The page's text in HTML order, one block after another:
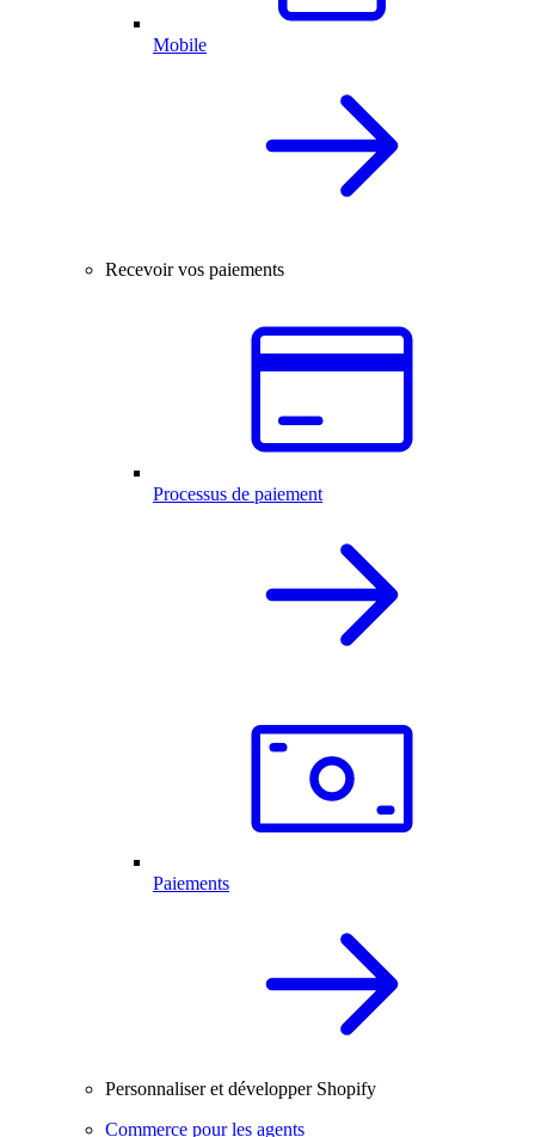
Mobile
Recevoir vos paiements
Processus de paiement
Paiements
Personnaliser et développer Shopify
Commerce pour les agents